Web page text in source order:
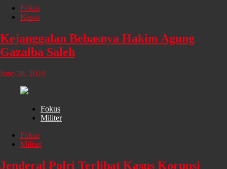
Fokus
Kasus
Kejanggalan Bebasnya Hakim Agung
Gazalba Saleh
June 28, 2024
Fokus
Militer
Fokus
Militer
Jenderal Polri Terlibat Kasus Korupsi